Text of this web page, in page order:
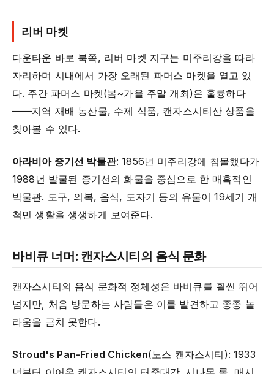
리버 마켓
다운타운 바로 북쪽, 리버 마켓 지구는 미주리강을 따라
자리하며 시내에서 가장 오래된 파머스 마켓을 열고 있
다. 주간 파머스 마켓(봄~가을 주말 개최)은 훌륭하다
——지역 재배 농산물, 수제 식품, 캔자스시티산 상품을
찾아볼 수 있다.
아라비아 증기선 박물관: 1856년 미주리강에 침몰했다가
1988년 발굴된 증기선의 화물을 중심으로 한 매혹적인
박물관. 도구, 의복, 음식, 도자기 등의 유물이 19세기 개
척민 생활을 생생하게 보여준다.
바비큐 너머: 캔자스시티의 음식 문화
캔자스시티의 음식 문화적 정체성은 바비큐를 훨씬 뛰어
넘지만, 처음 방문하는 사람들은 이를 발견하고 종종 놀
라움을 금치 못한다.
Stroud's Pan-Fried Chicken(노스 캔자스시티): 1933